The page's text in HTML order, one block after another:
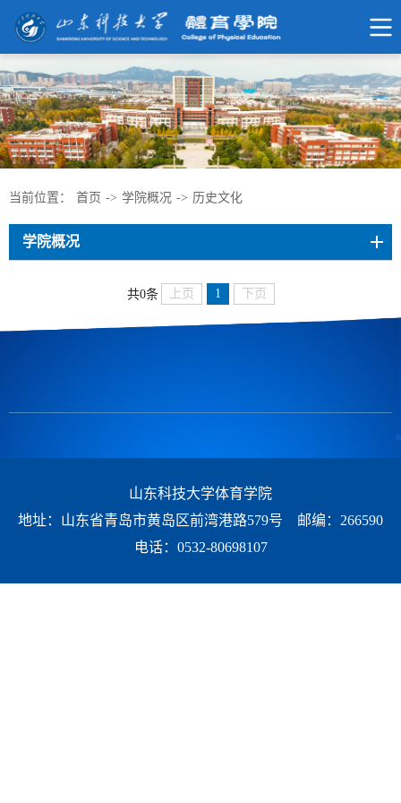
当前位置： 首页 -> 学院概况 -> 历史文化
学院概况
共0条 上页 1 下页
山东科技大学体育学院
地址：山东省青岛市黄岛区前湾港路579号 邮编：266590
电话：0532-80698107